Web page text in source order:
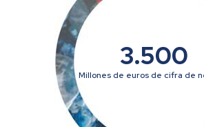
3.500
Millones de euros de cifra de